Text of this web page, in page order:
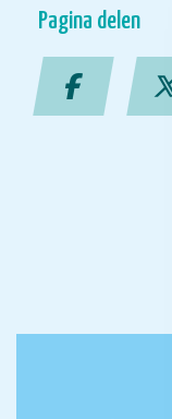
Pagina delen